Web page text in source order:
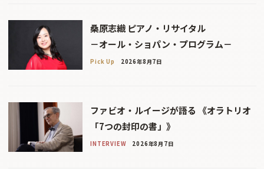
桑原志織 ピアノ・リサイタル
－オール・ショパン・プログラム－
Pick Up 2026年8月7日
ファビオ・ルイージが語る 《オラトリオ
「7つの封印の書」》
INTERVIEW 2026年8月7日